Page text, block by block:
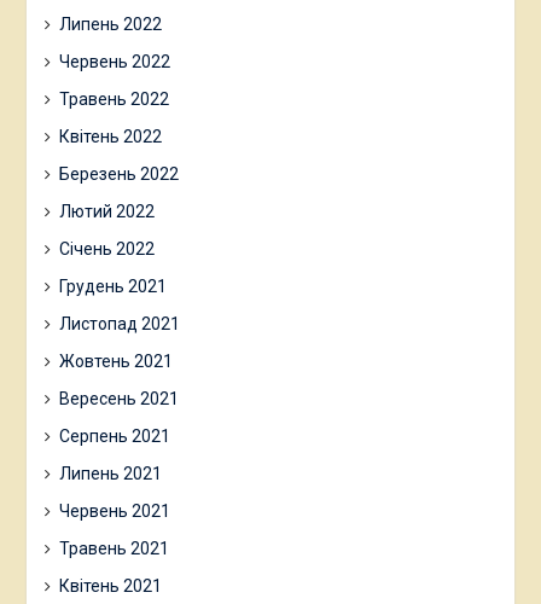
Липень 2022
Червень 2022
Травень 2022
Квітень 2022
Березень 2022
Лютий 2022
Січень 2022
Грудень 2021
Листопад 2021
Жовтень 2021
Вересень 2021
Серпень 2021
Липень 2021
Червень 2021
Травень 2021
Квітень 2021